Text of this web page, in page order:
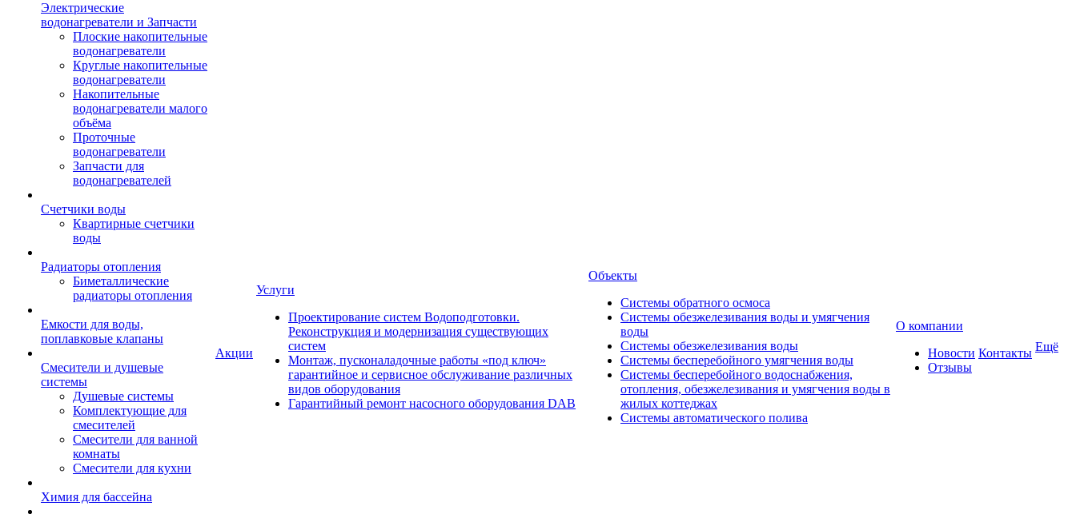
Электрические
водонагреватели и Запчасти
Плоские накопительные
водонагреватели
Круглые накопительные
водонагреватели
Накопительные
водонагреватели малого
объёма
Проточные
водонагреватели
Запчасти для
водонагревателей
Счетчики воды
Квартирные счетчики
воды
Радиаторы отопления
Биметаллические
радиаторы отопления
Емкости для воды,
поплавковые клапаны
Смесители и душевые
системы
Душевые системы
Комплектующие для
смесителей
Смесители для ванной
комнаты
Смесители для кухни
Химия для бассейна
Акции
Услуги
Проектирование систем Водоподготовки.
Реконструкция и модернизация существующих
систем
Монтаж, пусконаладочные работы «под ключ»
гарантийное и сервисное обслуживание различных
видов оборудования
Гарантийный ремонт насосного оборудования DAB
Объекты
Системы обратного осмоса
Системы обезжелезивания воды и умягчения
воды
Системы обезжелезивания воды
Системы бесперебойного умягчения воды
Системы бесперебойного водоснабжения,
отопления, обезжелезивания и умягчения воды в
жилых коттеджах
Системы автоматического полива
О компании
Новости
Отзывы
Контакты Ещё